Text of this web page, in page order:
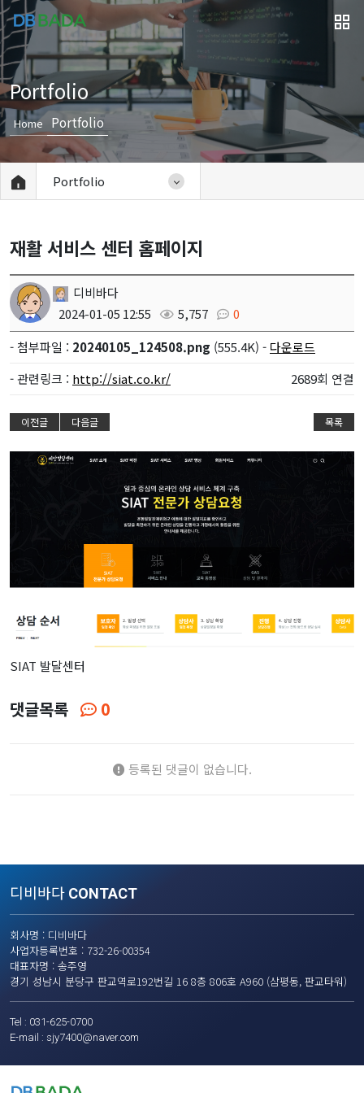
Portfolio
Home Portfolio
Portfolio
재활 서비스 센터 홈페이지
디비바다
2024-01-05 12:55
5,757
0
- 첨부파일 : 20240105_124508.png (555.4K) - 다운로드
- 관련링크 : http://siat.co.kr/ 2689회 연결
이전글 다음글 목록
SIAT 발달센터
댓글목록 0
등록된 댓글이 없습니다.
디비바다 CONTACT
회사명 : 디비바다
사업자등록번호 : 732-26-00354
대표자명 : 송주영
경기 성남시 분당구 판교역로192번길 16 8층 806호 A960 (삼평동, 판교타워)
Tel : 031-625-0700
E-mail : sjy7400@naver.com